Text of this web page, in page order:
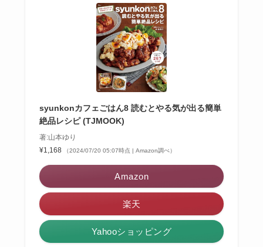
syunkonカフェごはん8 読むとやる気が出る簡単
絶品レシピ (TJMOOK)
著:山本ゆり
¥1,168
（2024/07/20 05:07時点 | Amazon調べ）
Amazon
楽天
Yahooショッピング